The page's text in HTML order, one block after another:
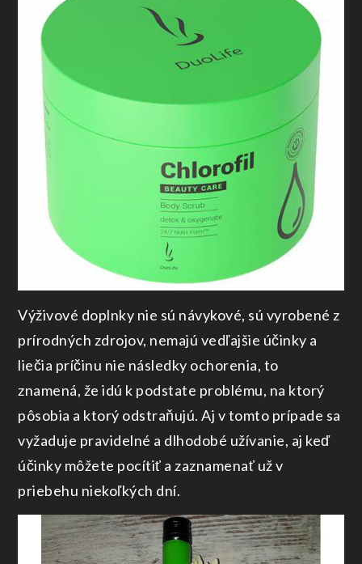
Výživové doplnky nie sú návykové, sú vyrobené z
prírodných zdrojov, nemajú vedľajšie účinky a
liečia príčinu nie následky ochorenia, to
znamená, že idú k podstate problému, na ktorý
pôsobia a ktorý odstraňujú. Aj v tomto prípade sa
vyžaduje pravidelné a dlhodobé užívanie, aj keď
účinky môžete pocítiť a zaznamenať už v
priebehu niekoľkých dní.